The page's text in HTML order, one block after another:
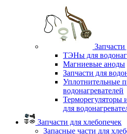
Запчасти
ТЭНы для
Магниевые аноды
Запчасти для
Уплотнительные
водонагревателей
Терморегуляторы
для
Запчасти для хлебопечек
Запасные части для